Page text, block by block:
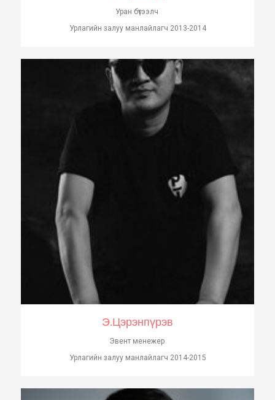
Уран бүтээлч
Урлагийн залуу манлайлагч 2013-2014
Э.Цэрэнпүрэв
Эвент менежер
Урлагийн залуу манлайлагч 2014-2015